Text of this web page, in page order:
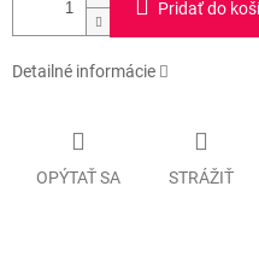
Pridať do
Detailné informácie
OPÝTAŤ SA STRÁŽIŤ